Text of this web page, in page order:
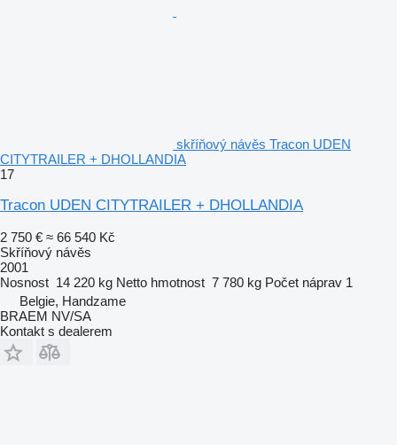
skříňový návěs Tracon UDEN
CITYTRAILER + DHOLLANDIA
17
Tracon UDEN CITYTRAILER + DHOLLANDIA
2 750 € ≈ 66 540 Kč
Skříňový návěs
2001
Nosnost 14 220 kg Netto hmotnost 7 780 kg Počet náprav 1
Belgie, Handzame
BRAEM NV/SA
Kontakt s dealerem